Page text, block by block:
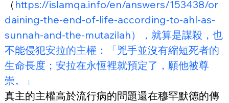
（ https://islamqa.info/en/answers/153438/or
daining-the-end-of-life-according-to-ahl-as-
sunnah-and-the-mutazilah），就算是謀殺，也
不能侵犯安拉的主權：「兇手並沒有縮短死者的
生命長度；安拉在永恆裡就預定了，願他被尊
崇。」
真主的主權高於流行病的問題還在穆罕默德的傳